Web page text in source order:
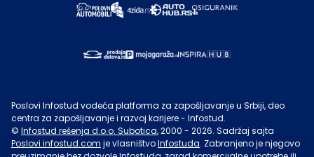
Poslovi Infostud vodeća platforma za zapošljavanje u Srbiji, deo
centra za zapošljavanje i razvoj karijere - Infostud.
© Infostud rešenja d.o.o. Subotica, 2000 - 2026. Sadržaj sajta
Poslovi.infostud.com je vlasništvoInfostuda. Zabranjeno je njegovo